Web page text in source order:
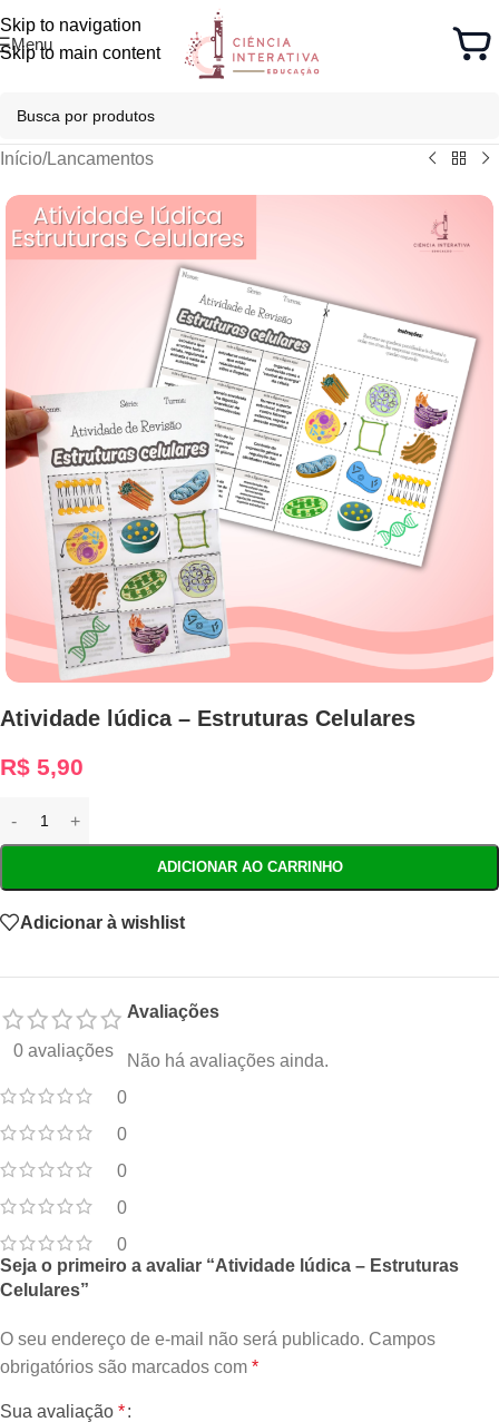
Skip to navigation
Skip to main content
Menu
Início/Lancamentos
Atividade lúdica – Estruturas Celulares
R$ 5,90
ADICIONAR AO CARRINHO
Adicionar à wishlist
0 avaliações
0
0
0
0
0
Avaliações
Não há avaliações ainda.
Seja o primeiro a avaliar “Atividade lúdica – Estruturas
Celulares”
O seu endereço de e-mail não será publicado. Campos
obrigatórios são marcados com *
Sua avaliação *